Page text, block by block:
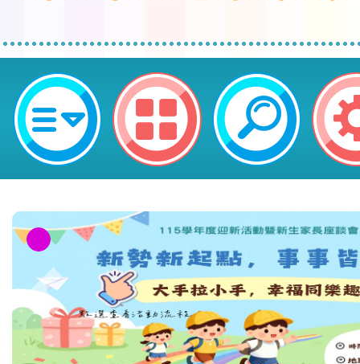
新勢國民小學 113 學年度第 1 學
代理教師甄選錄取公告(無人報名
考)-桃園市平鎮區新勢國民小學